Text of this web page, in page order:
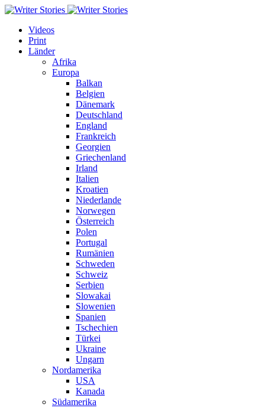
Videos
Print
Länder
Afrika
Europa
Balkan
Belgien
Dänemark
Deutschland
England
Frankreich
Georgien
Griechenland
Irland
Italien
Kroatien
Niederlande
Norwegen
Österreich
Polen
Portugal
Rumänien
Schweden
Schweiz
Serbien
Slowakai
Slowenien
Spanien
Tschechien
Türkei
Ukraine
Ungarn
Nordamerika
USA
Kanada
Südamerika